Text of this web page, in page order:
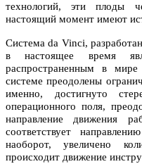
технологий, эти плоды
настоящий момент имеют
Система da Vinci,
в настоящее время
распространенным в
системе преодолены
именно, достигнуто
операционного поля,
направление движения
соответствует
наоборот, увеличено
происходит движение